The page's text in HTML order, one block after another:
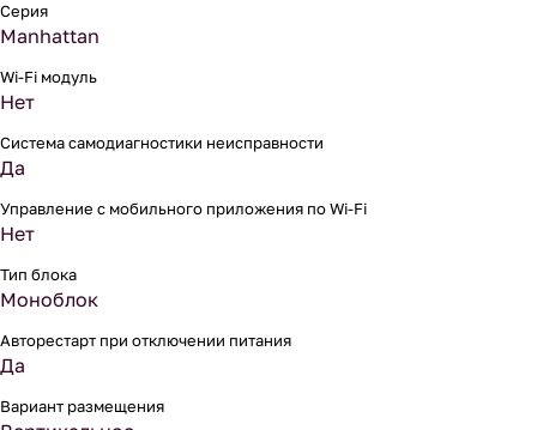
Серия
Manhattan
Wi-Fi модуль
Нет
Система самодиагностики неисправности
Да
Управление c мобильного приложения по Wi-Fi
Нет
Тип блока
Моноблок
Авторестарт при отключении питания
Да
Вариант размещения